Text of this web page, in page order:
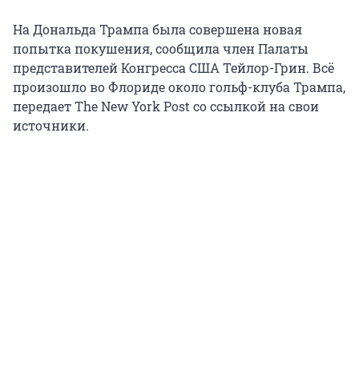
На Дональда Трампа была совершена новая
попытка покушения, сообщила член Палаты
представителей Конгресса США Тейлор-Грин. Всё
произошло во Флориде около гольф-клуба Трампа,
передает The New York Post со ссылкой на свои
источники.